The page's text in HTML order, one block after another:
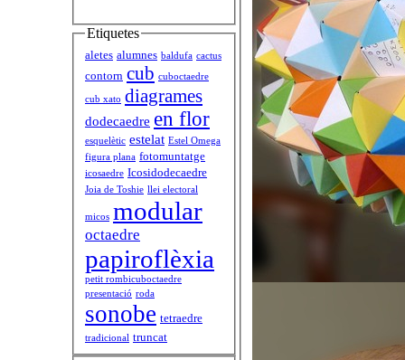
Etiquetes
aletes alumnes baldufa cactus
contorn cub cuboctaedre
cub xato diagrames
dodecaedre en flor
esquelètic estelat Estel Omega
figura plana fotomuntatge
icosaedre Icosidodecaedre
Joia de Toshie llei electoral
micos modular
octaedre
papiroflèxia
petit rombicuboctaedre
presentació roda
sonobe tetraedre
tradicional truncat